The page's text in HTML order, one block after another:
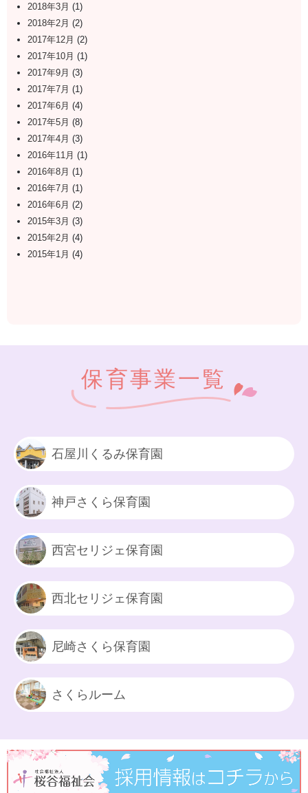
2018年3月 (1)
2018年2月 (2)
2017年12月 (2)
2017年10月 (1)
2017年9月 (3)
2017年7月 (1)
2017年6月 (4)
2017年5月 (8)
2017年4月 (3)
2016年11月 (1)
2016年8月 (1)
2016年7月 (1)
2016年6月 (2)
2015年3月 (3)
2015年2月 (4)
2015年1月 (4)
保育事業一覧
石屋川くるみ保育園
神戸さくら保育園
西宮セリジェ保育園
西北セリジェ保育園
尼崎さくら保育園
さくらルーム